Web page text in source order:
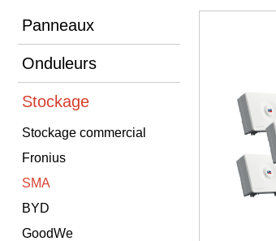
Panneaux
Onduleurs
Stockage
Stockage commercial
Fronius
SMA
BYD
GoodWe